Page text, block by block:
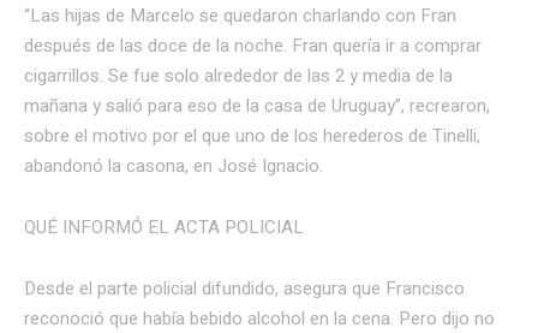
“Las hijas de Marcelo se quedaron charlando con Fran
después de las doce de la noche. Fran quería ir a comprar
cigarrillos. Se fue solo alrededor de las 2 y media de la
mañana y salió para eso de la casa de Uruguay”, recrearon,
sobre el motivo por el que uno de los herederos de Tinelli,
abandonó la casona, en José Ignacio.
QUÉ INFORMÓ EL ACTA POLICIAL
Desde el parte policial difundido, asegura que Francisco
reconoció que había bebido alcohol en la cena. Pero dijo no